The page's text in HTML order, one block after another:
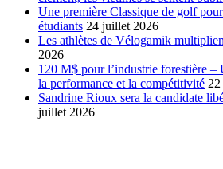
Une première Classique de golf
étudiants 24 juillet 2026
Les athlètes de Vélogamik
2026
120 M$ pour l’industrie forestière –
la performance et la compétitivité
Sandrine Rioux sera la candidate
juillet 2026